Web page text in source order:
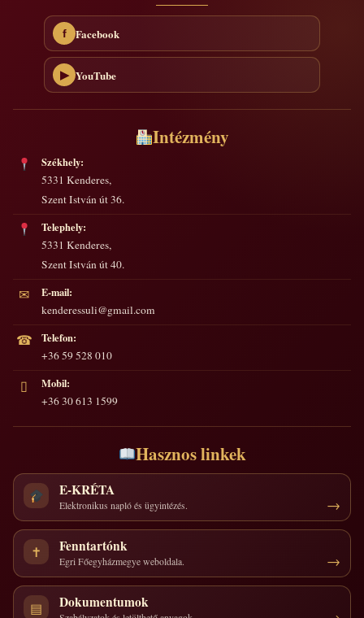
f Facebook
▶ YouTube
Intézmény
Székhely:
5331 Kenderes,
Szent István út 36.
Telephely:
5331 Kenderes,
Szent István út 40.
✉
E-mail:
kenderessuli@gmail.com
☎
Telefon:
+36 59 528 010
▯
Mobil:
+36 30 613 1599
Hasznos linkek
E-KRÉTA
Elektronikus napló és ügyintézés.
✝ Fenntartónk
Egri Főegyházmegye weboldala.
▤ Dokumentumok